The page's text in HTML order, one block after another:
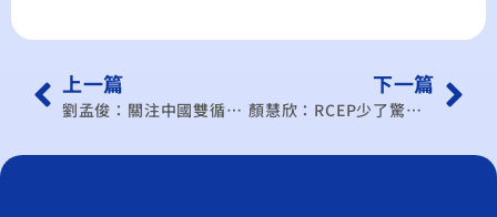
上一篇
劉孟俊：關注中國雙循環與新基建之持久戰
下一篇
顏慧欣：RCEP少了驚喜 台灣不必驚嚇